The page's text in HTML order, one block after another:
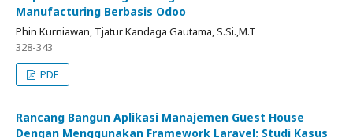
Manufacturing Berbasis Odoo
Phin Kurniawan, Tjatur Kandaga Gautama, S.Si.,M.T
328-343
PDF
Rancang Bangun Aplikasi Manajemen Guest House
Dengan Menggunakan Framework Laravel: Studi Kasus